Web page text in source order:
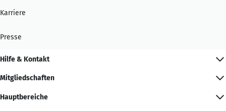
Karriere
Presse
Hilfe & Kontakt
Mitgliedschaften
Hauptbereiche